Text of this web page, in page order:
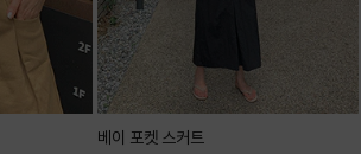
베이 포켓 스커트